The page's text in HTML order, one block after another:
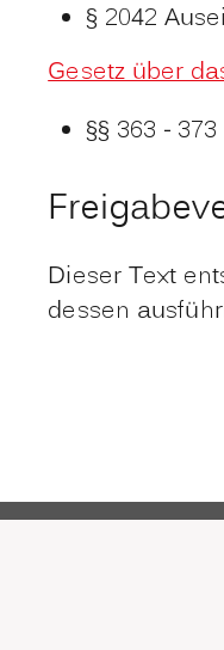
§ 2042
Gesetz über
§§ 363 -
Dieser Text
dessen